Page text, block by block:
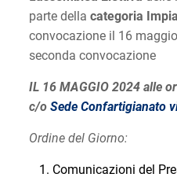
parte della categoria
convocazione il 16
seconda convocazione
IL 16 MAGGIO 2024 alle
c/o Sede Confartigianato
Ordine del Giorno:
Comunicazioni del